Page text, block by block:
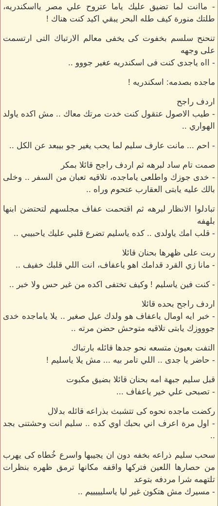
- ماانت لما تضيق عليك ياما عتروح علي مصر يااسكندريه،
طلتك منورة كيف طله البحر يبقي اكيد كنت هناك !
تنحنح سلسم بخفوت كى يخفى معالم الارتباك التى ارتسمت
على وجهه
- ااه ياجدى كنت فى اسكندريه عغير جووو ..
ماجده بصدمه: اسكندريه !
اردف راجح
- طيب الاصول عتقول كنت خدت مرتك معاك .. مش اكده ياولد
الهواري ..
- احم ... مانت عارف سليم لما يحب يغير جو بيبعد عن الكل ..
صمت تام ساد لبرهه ثم اردف راجح قائلا بمكر
- خدى جوزك واطلعى ياماجده، تلاقيه تعبان من السفر .. وخلى
بالك عليه يابتى العقارب عتحوم وراه ..
تبادلوا الانظار لبرهه ثم اقتحمت عفاف مجلسهم لتحتضن ابنها
بلهفه
- قلب امك ياولدى .. كده ياسليم تضرع قلبي عليك ياحبيبي ..
ربت على ظهرها بحنان قائلا
- مانا زي القرد قدامك اهو ياعفاف، انت اللي قلبك خفيف ..
- كنت فين ياسليم ! وكيف تختفى اكده من غير حس ولا خبر ..
اردف راجح بحده قائلا
- خبر ايه اومال ياعفاف هو ولدك عيل صغير .. يلا ياماجده خدى
جوووزك يابتى تلاقيه متوحش حضن مرته ..
التفت بعيون متسعه نحو جدها قائله بارتباك
- حاضر يا جدى .. اللي تامر بيه ... مش يلا ياسليم !
قبل سليم جبهة امه بحنان قائلا بضيق مكبوت
- تصبحى علي خير ياعفاف ...
ركضت ماجده نحوه كى تتشبث بذراعه قائله بدلال
- اول مرة اعرف اني بحبك اوي كده .. سليم انت وحشتنى بجد
..
سحب سليم ذراعه بخفه دون ان يجيبها واسرع خُطاه كى يهرب
من حصارها اللعين فتركها واقفه مكانها ترمق ظهره بنظرات
تلتهمه شرا مردفه بتوعد
- مسيرك مش هتكون غير ليا ياسليييييم ..